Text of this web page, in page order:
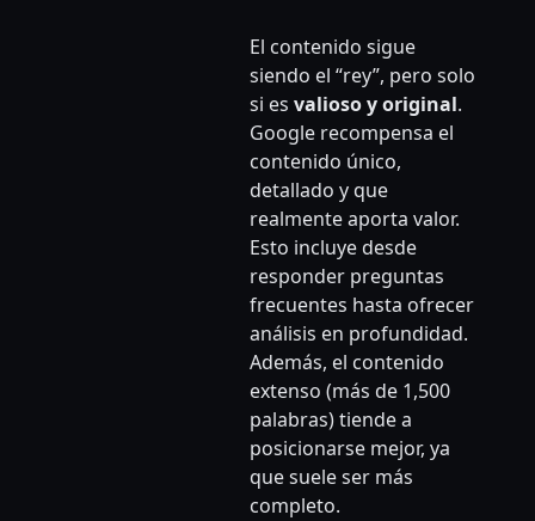
El contenido sigue
siendo el “rey”, pero solo
si es valioso y original.
Google recompensa el
contenido único,
detallado y que
realmente aporta valor.
Esto incluye desde
responder preguntas
frecuentes hasta ofrecer
análisis en profundidad.
Además, el contenido
extenso (más de 1,500
palabras) tiende a
posicionarse mejor, ya
que suele ser más
completo.